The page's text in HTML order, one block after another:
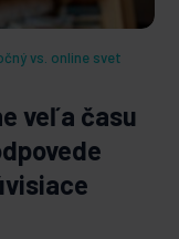
vs. online svet
veľa času